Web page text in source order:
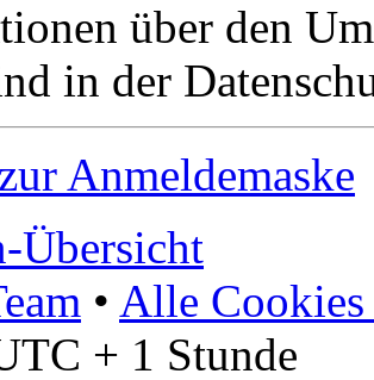
über den
in der
Anmeldemaske
Übersicht
• Alle Cookies
+ 1 Stunde